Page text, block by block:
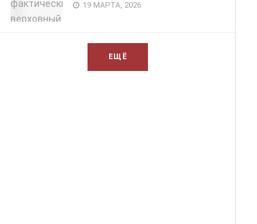
19 МАРТА, 2026
ЕЩЁ